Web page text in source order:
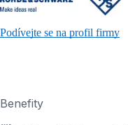
Podívejte se na profil firmy
Benefity